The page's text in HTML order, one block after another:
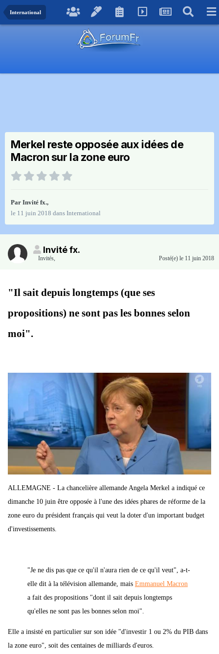
International
Merkel reste opposée aux idées de
Macron sur la zone euro
Par Invité fx.,
le 11 juin 2018 dans International
Invité fx.
Invités, Posté(e) le 11 juin 2018
"Il sait depuis longtemps (que ses
propositions) ne sont pas les bonnes selon
moi".
ALLEMAGNE - La chancelière allemande Angela Merkel a indiqué ce
dimanche 10 juin être opposée à l'une des idées phares de réforme de la
zone euro du président français qui veut la doter d'un important budget
d'investissements.
"Je ne dis pas que ce qu'il n'aura rien de ce qu'il veut", a-t-
elle dit à la télévision allemande, mais Emmanuel Macron
a fait des propositions "dont il sait depuis longtemps
qu'elles ne sont pas les bonnes selon moi".
Elle a insisté en particulier sur son idée "d'investir 1 ou 2% du PIB dans
la zone euro", soit des centaines de milliards d'euros.